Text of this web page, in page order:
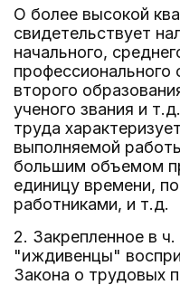
О более высокой
свидетельствует
начального,
профессионального
второго
ученого звания и
труда
выполняемой
большим объемом
единицу времени,
работниками, и т.д.
2. Закрепленное в
"иждивенцы"
Закона о трудовых